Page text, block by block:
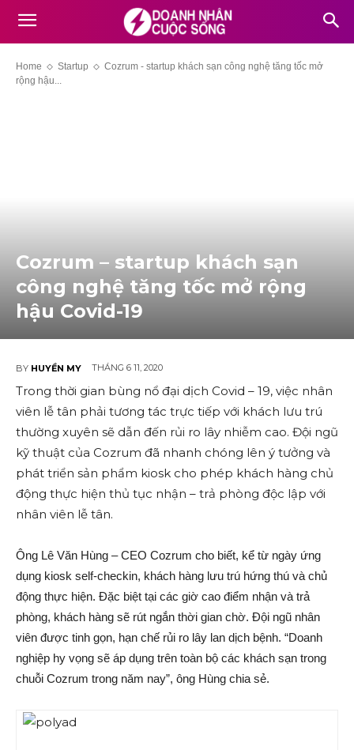
Home Startup
Cozrum - startup khách sạn công nghệ tăng tốc mở
rộng hậu...
Cozrum – startup khách sạn
công nghệ tăng tốc mở rộng
hậu Covid-19
BY HUYỀN MY THÁNG 6 11, 2020
Trong thời gian bùng nổ đại dịch Covid – 19, việc nhân
viên lễ tân phải tương tác trực tiếp với khách lưu trú
thường xuyên sẽ dẫn đến rủi ro lây nhiễm cao. Đội ngũ
kỹ thuật của Cozrum đã nhanh chóng lên ý tưởng và
phát triển sản phẩm kiosk cho phép khách hàng chủ
động thực hiện thủ tục nhận – trả phòng độc lập với
nhân viên lễ tân.
Ông Lê Văn Hùng – CEO Cozrum cho biết, kể từ ngày ứng
dụng kiosk self-checkin, khách hàng lưu trú hứng thú và chủ
động thực hiện. Đặc biệt tại các giờ cao điểm nhận và trả
phòng, khách hàng sẽ rút ngắn thời gian chờ. Đội ngũ nhân
viên được tinh gọn, hạn chế rủi ro lây lan dịch bệnh. “Doanh
nghiệp hy vọng sẽ áp dụng trên toàn bộ các khách sạn trong
chuỗi Cozrum trong năm nay”, ông Hùng chia sẻ.